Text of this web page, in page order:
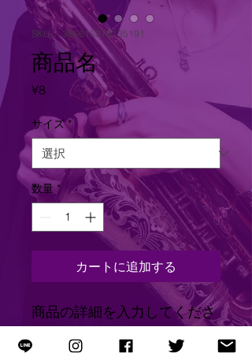
SKU： 366615376135191
商品名
¥8
サイズ *
数量 *
カートに追加する
商品の詳細を入力してくださ